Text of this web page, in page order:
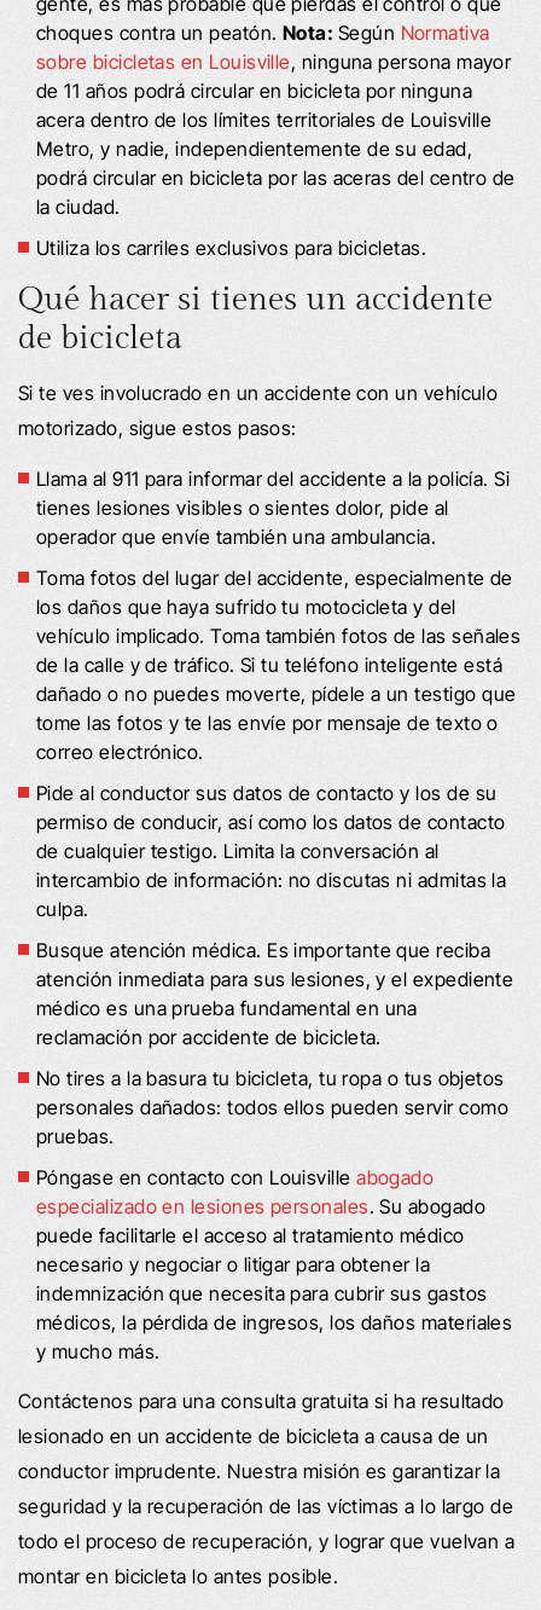
choques contra un peatón. Nota: Según Normativa
sobre bicicletas en Louisville, ninguna persona mayor
de 11 años podrá circular en bicicleta por ninguna
acera dentro de los límites territoriales de Louisville
Metro, y nadie, independientemente de su edad,
podrá circular en bicicleta por las aceras del centro de
la ciudad.
Utiliza los carriles exclusivos para bicicletas.
Qué hacer si tienes un accidente
de bicicleta
Si te ves involucrado en un accidente con un vehículo
motorizado, sigue estos pasos:
Llama al 911 para informar del accidente a la policía. Si
tienes lesiones visibles o sientes dolor, pide al
operador que envíe también una ambulancia.
Toma fotos del lugar del accidente, especialmente de
los daños que haya sufrido tu motocicleta y del
vehículo implicado. Toma también fotos de las señales
de la calle y de tráfico. Si tu teléfono inteligente está
dañado o no puedes moverte, pídele a un testigo que
tome las fotos y te las envíe por mensaje de texto o
correo electrónico.
Pide al conductor sus datos de contacto y los de su
permiso de conducir, así como los datos de contacto
de cualquier testigo. Limita la conversación al
intercambio de información: no discutas ni admitas la
culpa.
Busque atención médica. Es importante que reciba
atención inmediata para sus lesiones, y el expediente
médico es una prueba fundamental en una
reclamación por accidente de bicicleta.
No tires a la basura tu bicicleta, tu ropa o tus objetos
personales dañados: todos ellos pueden servir como
pruebas.
Póngase en contacto con Louisvilleabogado
especializado en lesiones personales. Su abogado
puede facilitarle el acceso al tratamiento médico
necesario y negociar o litigar para obtener la
indemnización que necesita para cubrir sus gastos
médicos, la pérdida de ingresos, los daños materiales
y mucho más.
Contáctenos para una consulta gratuita si ha resultado
lesionado en un accidente de bicicleta a causa de un
conductor imprudente. Nuestra misión es garantizar la
seguridad y la recuperación de las víctimas a lo largo de
todo el proceso de recuperación, y lograr que vuelvan a
montar en bicicleta lo antes posible.